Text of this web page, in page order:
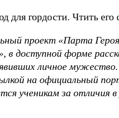
для гордости. Чтить
проект «Парта
в доступной форме
личное
на официальный
ученикам за отличия